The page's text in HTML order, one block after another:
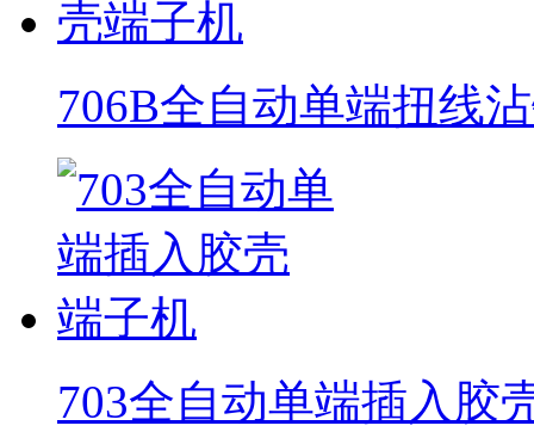
706B全自动单端扭线
703全自动单端插入胶